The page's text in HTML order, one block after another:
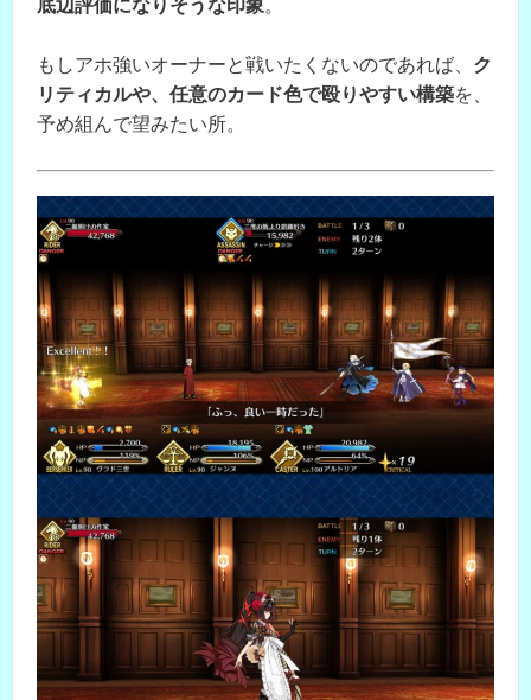
底辺評価になりそうな印象。
もしアホ強いオーナーと戦いたくないのであれば、 ク
リティカルや、任意のカード色で殴りやすい構築を、
予め組んで望みたい所。